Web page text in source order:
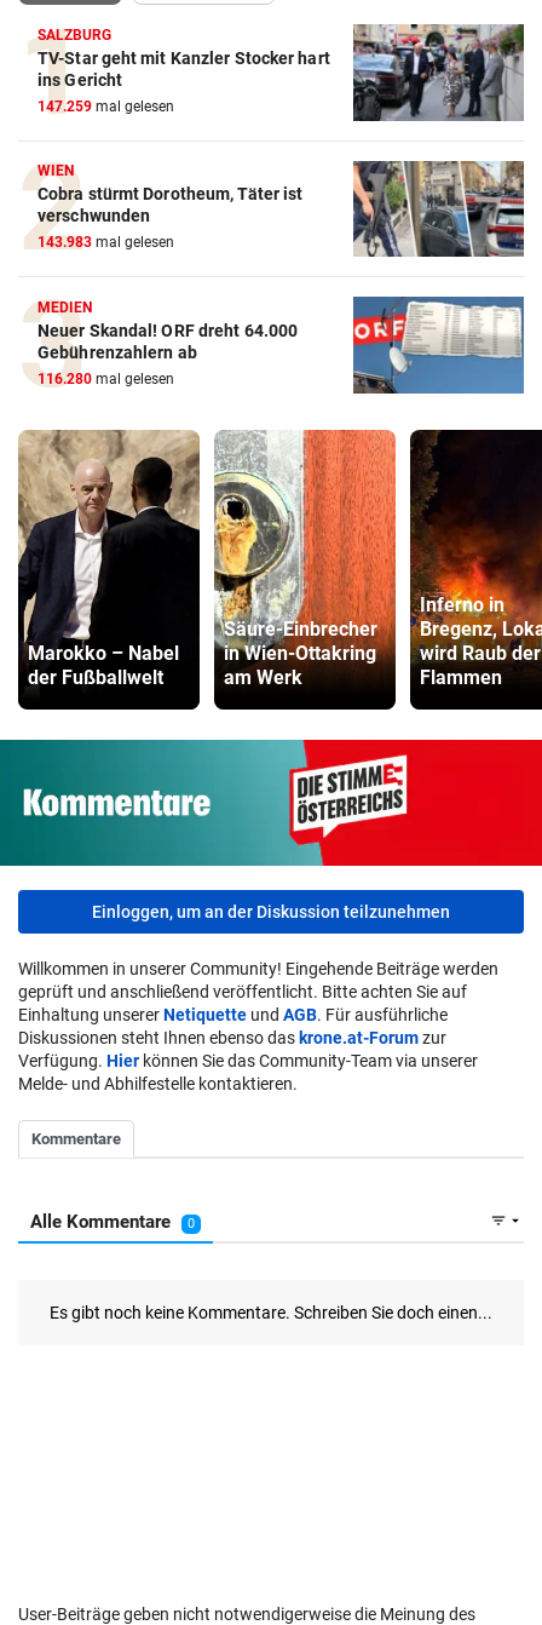
SALZBURG
TV-Star geht mit Kanzler Stocker hart
ins Gericht
147.259 mal gelesen
WIEN
Cobra stürmt Dorotheum, Täter ist
verschwunden
143.983 mal gelesen
MEDIEN
Neuer Skandal! ORF dreht 64.000
Gebührenzahlern ab
116.280 mal gelesen
Marokko – Nabel
der Fußballwelt
Säure-Einbrecher
in Wien-Ottakring
am Werk
Inferno in
Bregenz,
wird Raub der
Flammen
Einloggen, um an der Diskussion teilzunehmen
Willkommen in unserer Community! Eingehende Beiträge werden
geprüft und anschließend veröffentlicht. Bitte achten Sie auf
Einhaltung unsererNetiquette und AGB. Für ausführliche
Diskussionen steht Ihnen ebenso das krone.at-Forumzur
Verfügung. Hier können Sie das Community-Team via unserer
Melde- und Abhilfestelle kontaktieren.
User-Beiträge geben nicht notwendigerweise die Meinung des